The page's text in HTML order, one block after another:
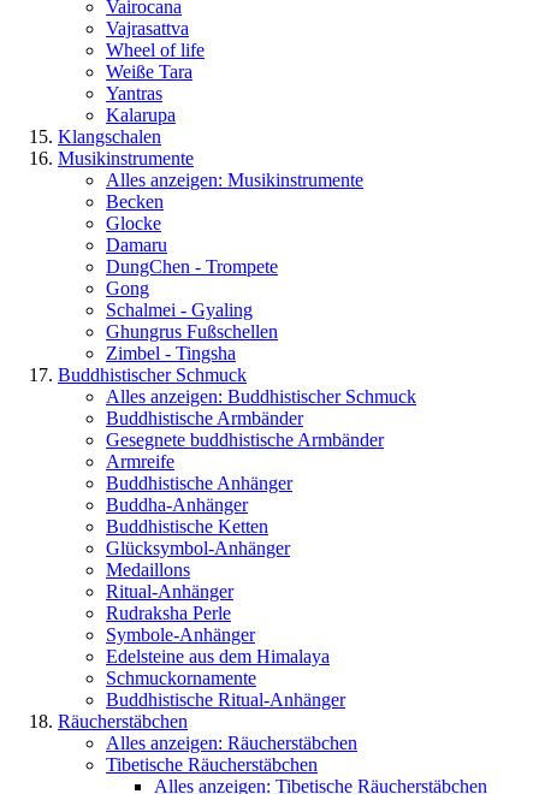
Vairocana
Vajrasattva
Wheel of life
Weiße Tara
Yantras
Kalarupa
Klangschalen
Musikinstrumente
Alles anzeigen: Musikinstrumente
Becken
Glocke
Damaru
DungChen - Trompete
Gong
Schalmei - Gyaling
Ghungrus Fußschellen
Zimbel - Tingsha
Buddhistischer Schmuck
Alles anzeigen: Buddhistischer Schmuck
Buddhistische Armbänder
Gesegnete buddhistische Armbänder
Armreife
Buddhistische Anhänger
Buddha-Anhänger
Buddhistische Ketten
Glücksymbol-Anhänger
Medaillons
Ritual-Anhänger
Rudraksha Perle
Symbole-Anhänger
Edelsteine aus dem Himalaya
Schmuckornamente
Buddhistische Ritual-Anhänger
Räucherstäbchen
Alles anzeigen: Räucherstäbchen
Tibetische Räucherstäbchen
Alles anzeigen: Tibetische Räucherstäbchen